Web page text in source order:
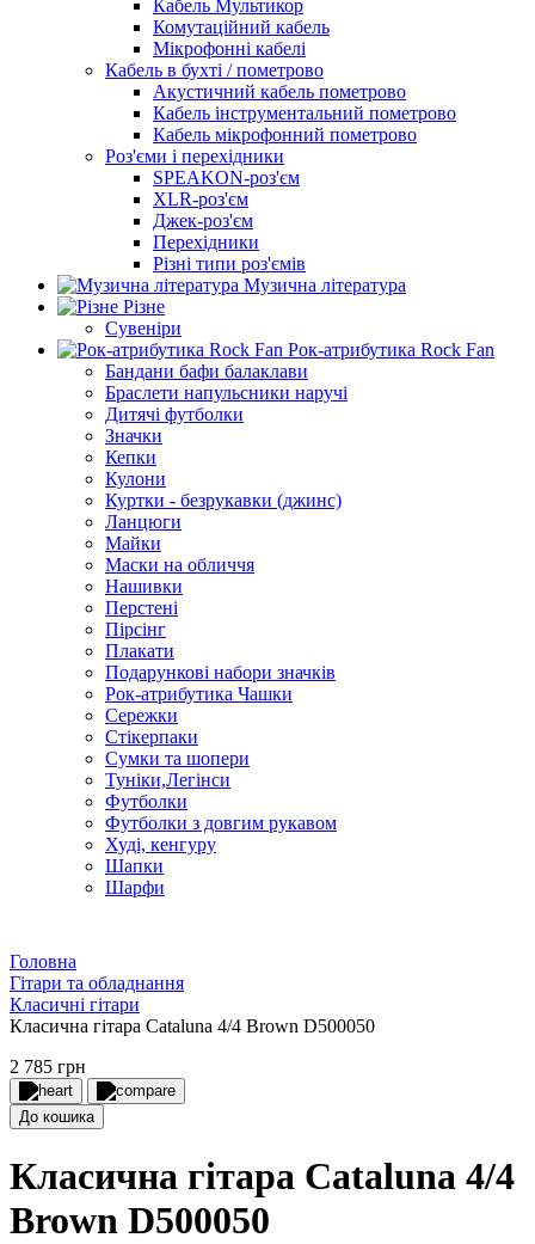
Кабель Мультикор
Комутаційний кабель
Мікрофонні кабелі
Кабель в бухті / пометрово
Акустичний кабель пометрово
Кабель інструментальний пометрово
Кабель мікрофонний пометрово
Роз'єми і перехідники
SPEAKON-роз'єм
XLR-роз'єм
Джек-роз'єм
Перехідники
Різні типи роз'ємів
Музична література
Різне
Сувеніри
Рок-атрибутика Rock Fan
Бандани бафи балаклави
Браслети напульсники наручі
Дитячі футболки
Значки
Кепки
Кулони
Куртки - безрукавки (джинс)
Ланцюги
Майки
Маски на обличчя
Нашивки
Перстені
Пірсінг
Плакати
Подарункові набори значків
Рок-атрибутика Чашки
Сережки
Стікерпаки
Сумки та шопери
Туніки,Легінси
Футболки
Футболки з довгим рукавом
Худі, кенгуру
Шапки
Шарфи
Головна
Гітари та обладнання
Класичні гітари
Класична гітара Cataluna 4/4 Brown D500050
2 785 грн
До кошика
Класична гітара Cataluna 4/4
Brown D500050